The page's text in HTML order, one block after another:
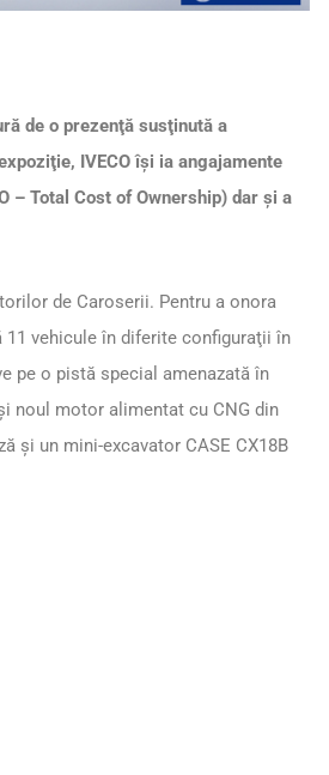
de o prezenţă susţinută a
IVECO îşi ia angajamente
– Total Cost of Ownership) dar şi a
de Caroserii. Pentru a onora
11 vehicule în diferite configuraţii în
pe o pistă special amenazată în
noul motor alimentat cu CNG din
şi un mini-excavator CASE CX18B